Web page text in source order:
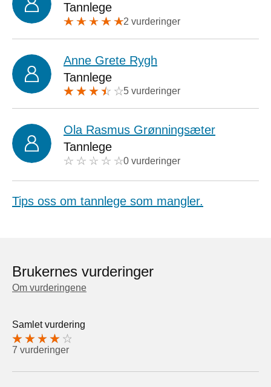
Tannlege
2 vurderinger
Anne Grete Rygh
Tannlege
5 vurderinger
Ola Rasmus Grønningsæter
Tannlege
0 vurderinger
Tips oss om tannlege som mangler.
Brukernes vurderinger
Om vurderingene
Samlet vurdering
7 vurderinger